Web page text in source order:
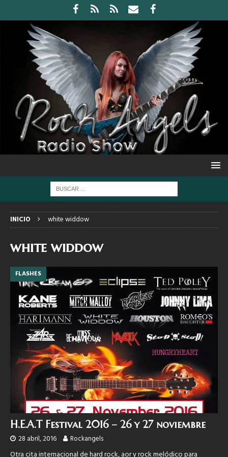
INICIO white widdow
white widdow
FLASHES
H.E.A.T Festival 2016 – 26 y 27 noviembre
28 abril, 2016 Rockangels